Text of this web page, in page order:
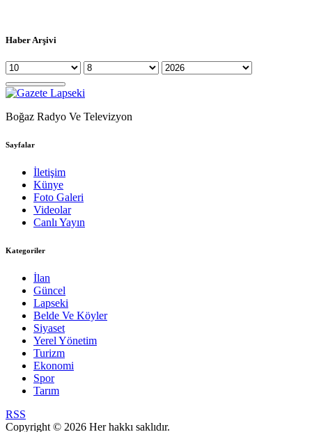
Haber Arşivi
Boğaz Radyo Ve Televizyon
Sayfalar
İletişim
Künye
Foto Galeri
Videolar
Canlı Yayın
Kategoriler
İlan
Güncel
Lapseki
Belde Ve Köyler
Siyaset
Yerel Yönetim
Turizm
Ekonomi
Spor
Tarım
RSS
Copyright © 2026 Her hakkı saklıdır.